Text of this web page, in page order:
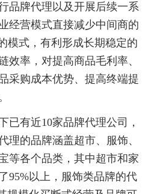
品牌代理以及开展后续一系
经营模式直接减少中间商的
模式，有利形成长期稳定的
效率，对提高商品毛利率、
采购成本优势、提高终端提
有近10家品牌代理公司，
理的品牌涵盖超市、服饰、
等各个品类，其中超市和家
95%以上，服饰类品牌的代